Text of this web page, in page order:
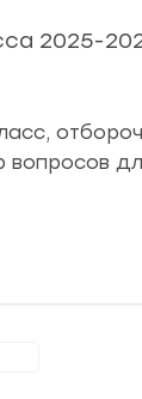
2025-
вопросов